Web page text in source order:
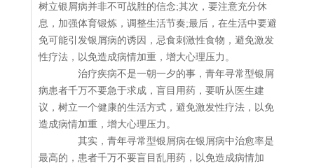
树立银屑病并非不可战胜的信念;其次，要注意充分休
息，加强体育锻炼，调整生活节奏;最后，在生活中要避
免可能引发银屑病的诱因，忌食刺激性食物，避免激发
性疗法，以免造成病情加重，增大心理压力。
治疗疾病不是一朝一夕的事，青年寻常型银屑
病患者千万不要急于求成，盲目用药，要听从医生建
议，树立一个健康的生活方式，避免激发性疗法，以免
造成病情加重，增大心理压力。
其实，青年寻常型银屑病在银屑病中治愈率是
最高的，患者千万不要盲目乱用药，以免造成病情加